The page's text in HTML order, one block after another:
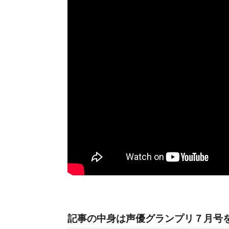
記事の中身は声優グランプリ７月号